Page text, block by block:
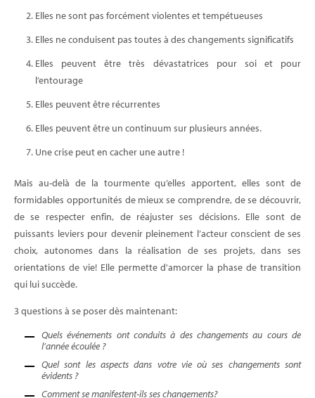
Elles ne sont pas forcément violentes et tempétueuses
Elles ne conduisent pas toutes à des changements significatifs
Elles peuvent être très dévastatrices pour soi et pour
l’entourage
Elles peuvent être récurrentes
Elles peuvent être un continuum sur plusieurs années.
Une crise peut en cacher une autre !
Mais au-delà de la tourmente qu’elles apportent, elles sont de
formidables opportunités de mieux se comprendre, de se découvrir,
de se respecter enfin, de réajuster ses décisions. Elle sont de
puissants leviers pour devenir pleinement l’acteur conscient de ses
choix, autonomes dans la réalisation de ses projets, dans ses
orientations de vie! Elle permette d'amorcer la phase de transition
qui lui succède.
3 questions à se poser dès maintenant:
Quels événements ont conduits à des changements au cours de
l’année écoulée ?
Quel sont les aspects dans votre vie où ses changements sont
évidents ?
Comment se manifestent-ils ses changements?